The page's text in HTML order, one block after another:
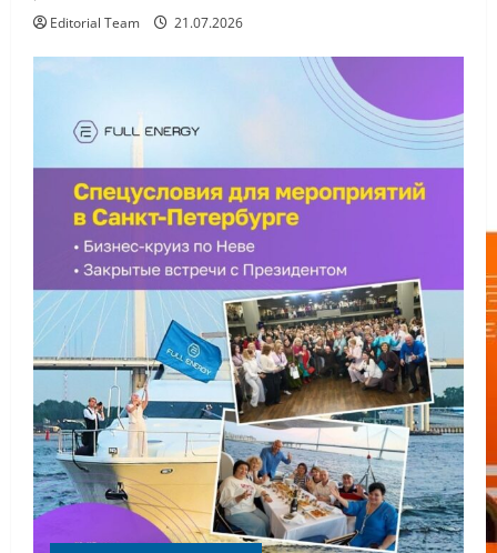
Full Energy сетевая компания
⚡️Последний шанс попасть на события в
Санкт-Петербурге с участием Вячеслава Тере
Editorial Team 21.07.2026